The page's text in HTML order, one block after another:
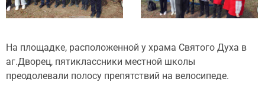
На площадке, расположенной у храма Святого Духа в
аг.Дворец, пятиклассники местной школы
преодолевали полосу препятствий на велосипеде.